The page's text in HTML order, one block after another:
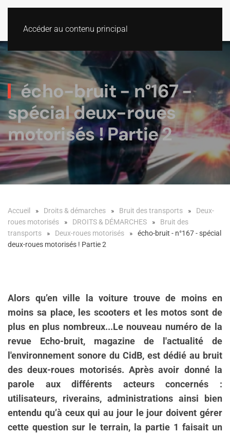
Accéder au contenu principal
écho-bruit - n°167 -
spécial deux-roues
motorisés ! Partie 2
Accueil Droits & démarches Bruit des transports
Deux-
roues motorisés
DROITS & DÉMARCHES
Bruit des
transports
Deux-roues motorisés
écho-bruit - n°167 - spécial
deux-roues motorisés ! Partie 2
Alors qu’en ville la voiture trouve de moins en
moins sa place, les scooters et les motos sont de
plus en plus nombreux...Le nouveau numéro de la
revue Echo-bruit, magazine de l'actualité de
l'environnement sonore du CidB, est dédié au bruit
des deux-roues motorisés. Après avoir donné la
parole aux différents acteurs concernés :
utilisateurs, riverains, administrations ainsi bien
entendu qu’à ceux qui au jour le jour doivent gérer
cette question sur le terrain, la partie 1 faisait un